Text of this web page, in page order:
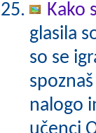
Kako
glasila
so se
nalogo